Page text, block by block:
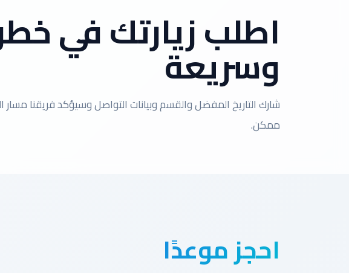
اطلب زيارتك في
وسريعة
شارك التاريخ المفضل والقسم وبيانات التواصل وسيؤكد فريقنا
ممكن.
احجز موعدًا